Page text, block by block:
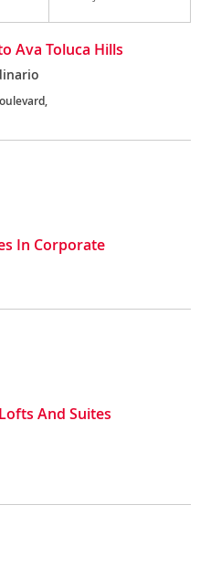
Ava Toluca Hills
In Corporate
And Suites